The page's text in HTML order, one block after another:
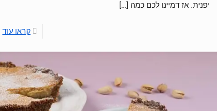
יפנית. אז דמיינו לכם כמה […]
קראו עוד